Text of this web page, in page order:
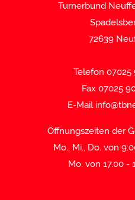
Turnerbund
72639
Telefon 07025
Fax 07025
E-Mail
Öffnungszeiten der
Mo., Mi., Do. von
Mo. von 17.00 -